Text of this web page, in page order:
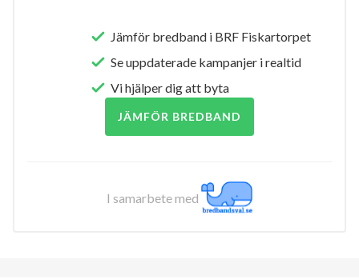
Jämför bredband i BRF Fiskartorpet
Se uppdaterade kampanjer i realtid
Vi hjälper dig att byta
JÄMFÖR BREDBAND
I samarbete med